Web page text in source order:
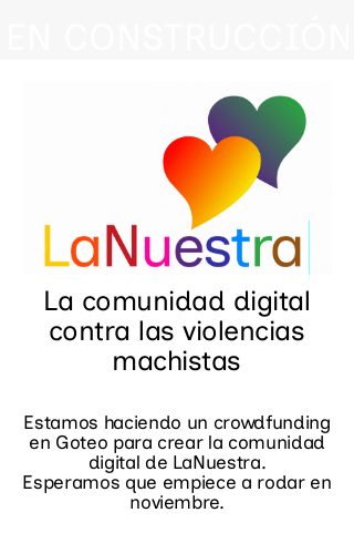
La comunidad digital
contra las violencias
machistas
Estamos haciendo un crowdfunding
en Goteo para crear la comunidad
digital de LaNuestra.
Esperamos que empiece a rodar en
noviembre.